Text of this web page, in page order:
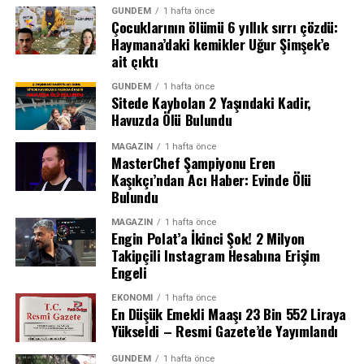
Olayla İlgili Merak Edilenler
· Ölüm nedeni ne? Otopsi raporunun ardından netlik
kazanacak.
· Cinayet mi, intihar mı, kaza mı? Polis soruşturması tüm
ihtimalleri değerlendiriyor.
· Kadın ve iş yeri sahibi arasında nasıl bir ilişki var?
Soruşturmanın odak noktalarından biri.
Gelişmeleri yakından takip ediyoruz.
REKLAM
GÜNDEM 1 hafta önce
Çocuklarının ölümü 6 yıllık sırrı çözdü:
Haymana’daki kemikler Uğur Şimşek’e
ait çıktı
GÜNDEM 1 hafta önce
Sitede Kaybolan 2 Yaşındaki Kadir,
Havuzda Ölü Bulundu
MAGAZIN 1 hafta önce
MasterChef Şampiyonu Eren
Kaşıkçı’ndan Acı Haber: Evinde Ölü
Bulundu
MAGAZIN 1 hafta önce
Engin Polat’a İkinci Şok! 2 Milyon
Takipçili Instagram Hesabına Erişim
Engeli
EKONOMI 1 hafta önce
En Düşük Emekli Maaşı 23 Bin 552 Liraya
Yükseldi – Resmi Gazete’de Yayımlandı
GÜNDEM 1 hafta önce